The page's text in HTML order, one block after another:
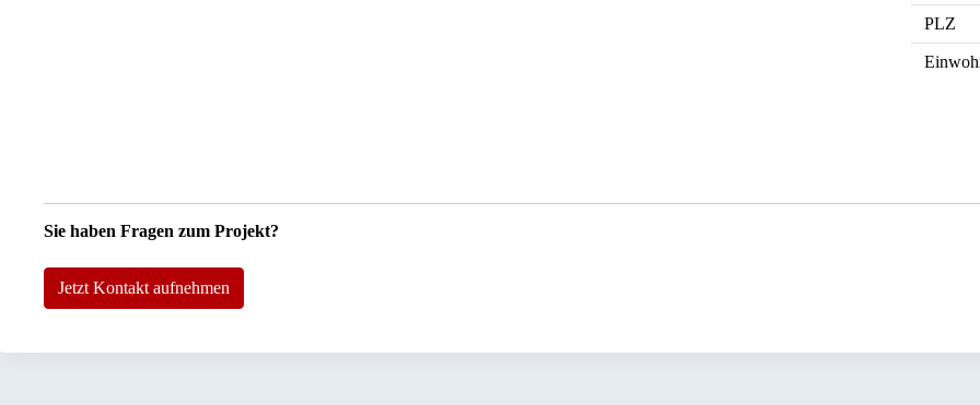
PLZ
Sie haben Fragen zum Projekt?
Jetzt Kontakt aufnehmen